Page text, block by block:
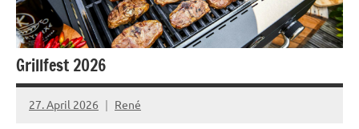
Grillfest 2026
27. April 2026 René